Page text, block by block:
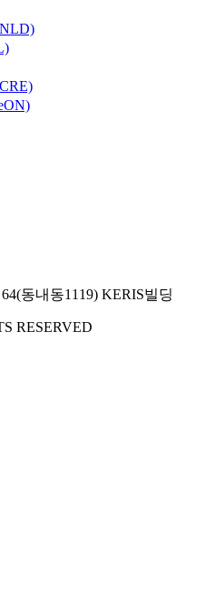
동내동1119) KERIS빌딩
RESERVED